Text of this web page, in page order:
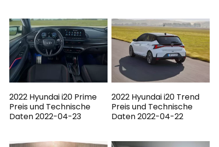
2022 Hyundai i20 Prime
Preis und Technische
Daten 2022-04-23
2022 Hyundai i20 Trend
Preis und Technische
Daten 2022-04-22